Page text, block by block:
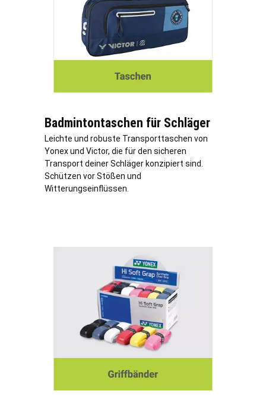
Badmintontaschen für Schläger
Leichte und robuste Transporttaschen von
Yonex und Victor, die für den sicheren
Transport deiner Schläger konzipiert sind.
Schützen vor Stößen und
Witterungseinflüssen.